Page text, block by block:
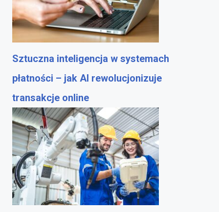
Sztuczna inteligencja w systemach
płatności – jak AI rewolucjonizuje
transakcje online